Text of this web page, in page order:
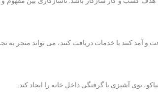
و آمد کنند یا خدمات دریافت کنند، می تواند منجر به
بوی آشپزی یا گرفتگی داخل خانه را ایجاد کند.